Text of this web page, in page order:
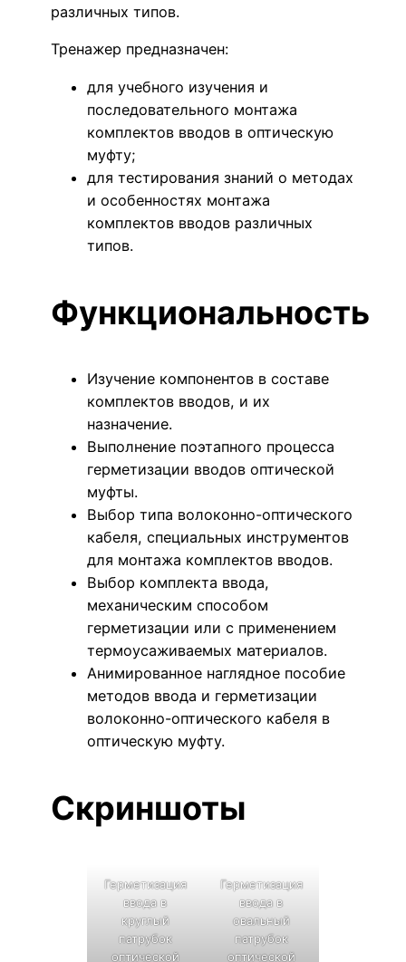
различных типов.
Тренажер предназначен:
для учебного изучения и
последовательного монтажа
комплектов вводов в оптическую
муфту;
для тестирования знаний о методах
и особенностях монтажа
комплектов вводов различных
типов.
Функциональность
Изучение компонентов в составе
комплектов вводов, и их
назначение.
Выполнение поэтапного процесса
герметизации вводов оптической
муфты.
Выбор типа волоконно-оптического
кабеля, специальных инструментов
для монтажа комплектов вводов.
Выбор комплекта ввода,
механическим способом
герметизации или с применением
термоусаживаемых материалов.
Анимированное наглядное пособие
методов ввода и герметизации
волоконно-оптического кабеля в
оптическую муфту.
Скриншоты
Герметизация
ввода в
круглый
патрубок
оптической
Герметизация
ввода в
овальный
патрубок
оптической